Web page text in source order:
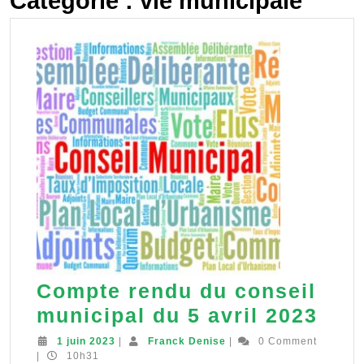
Compte rendu du conseil
municipal du 5 avril 2023
1 juin 2023 1
Franck Denise Franck0 Comment
10h31